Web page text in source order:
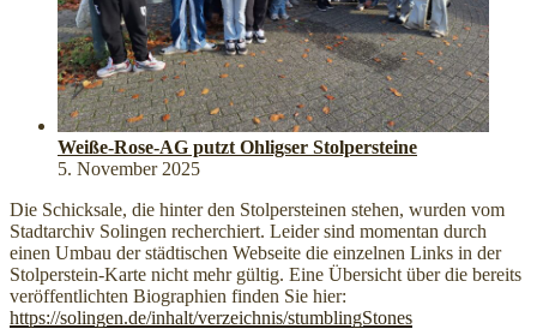
Weiße-Rose-AG putzt Ohligser Stolpersteine
5. November 2025
Die Schicksale, die hinter den Stolpersteinen stehen, wurden vom
Stadtarchiv Solingen recherchiert. Leider sind momentan durch
einen Umbau der städtischen Webseite die einzelnen Links in der
Stolperstein-Karte nicht mehr gültig. Eine Übersicht über die bereits
veröffentlichten Biographien finden Sie hier:
https://solingen.de/inhalt/verzeichnis/stumblingStones